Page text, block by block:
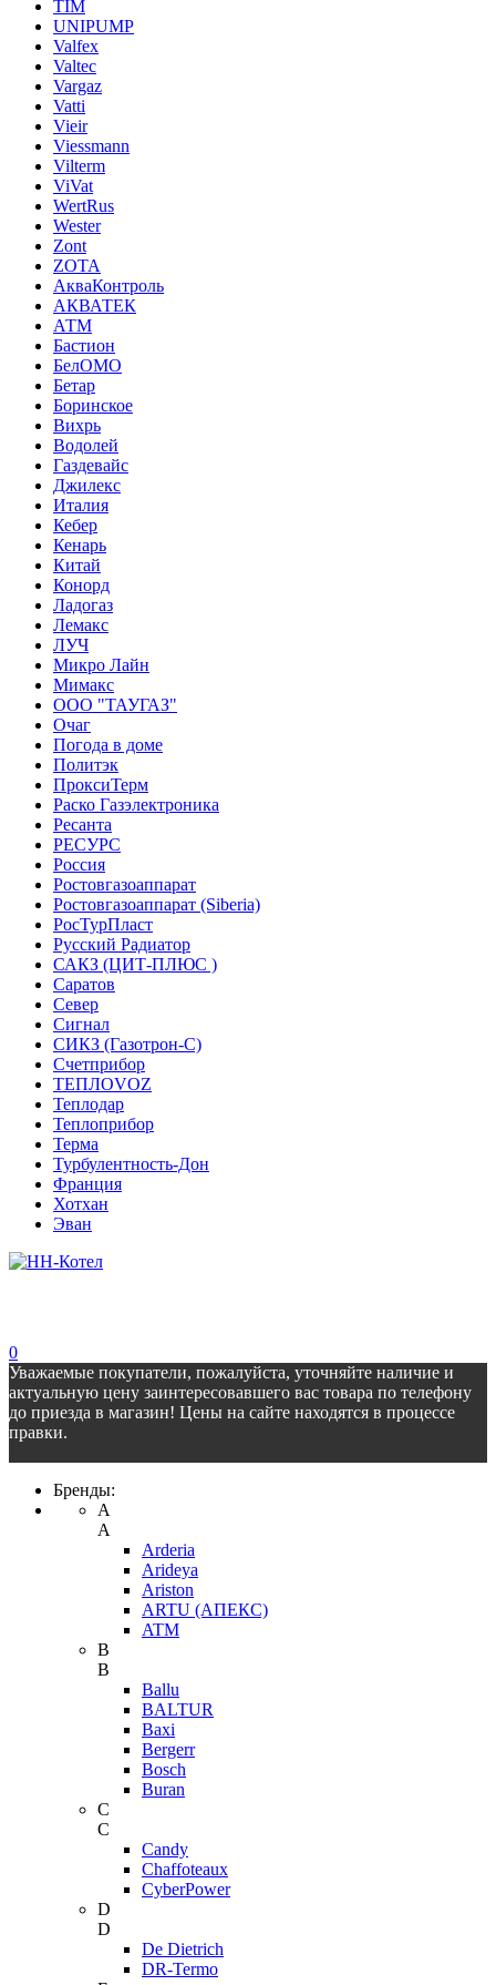
TIM
UNIPUMP
Valfex
Valtec
Vargaz
Vatti
Vieir
Viessmann
Vilterm
ViVat
WertRus
Wester
Zont
ZOTA
АкваКонтроль
АКВАТЕК
АТМ
Бастион
БелОМО
Бетар
Боринское
Вихрь
Водолей
Газдевайс
Джилекс
Италия
Кебер
Кенарь
Китай
Конорд
Ладогаз
Лемакс
ЛУЧ
Микро Лайн
Мимакс
ООО "ТАУГАЗ"
Очаг
Погода в доме
Политэк
ПроксиТерм
Раско Газэлектроника
Ресанта
РЕСУРС
Россия
Ростовгазоаппарат
Ростовгазоаппарат (Siberia)
РосТурПласт
Русский Радиатор
САКЗ (ЦИТ-ПЛЮС )
Саратов
Север
Сигнал
СИКЗ (Газотрон-С)
Счетприбор
ТЕПЛОVOZ
Теплодар
Теплоприбор
Терма
Турбулентность-Дон
Франция
Хотхан
Эван
0
Уважаемые покупатели, пожалуйста, уточняйте наличие и
актуальную цену заинтересовавшего вас товара по телефону
до приезда в магазин! Цены на сайте находятся в процессе
правки.
Бренды:
A
A
Arderia
Arideya
Ariston
ARTU (АПЕКС)
ATM
B
B
Ballu
BALTUR
Baxi
Bergerr
Bosch
Buran
C
C
Candy
Chaffoteaux
CyberPower
D
D
De Dietrich
DR-Termo